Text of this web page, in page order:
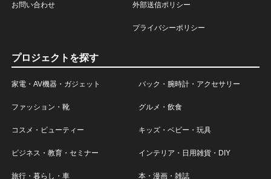
お問い合わせ 外部送信ポリシー
プライバシーポリシー
プロジェクトを探す
家電・AV機器・ガジェット バック・腕時計・アクセサリー
ファッション・靴 グルメ・飲食
コスメ・ビューティー キッズ・ベビー・玩具
ビジネス・教育・セミナー インテリア・日用雑貨・DIY
旅行・暮らし・車 本・漫画・雑誌